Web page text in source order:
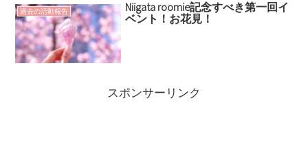
過去の活動報告
Niigata roomie記念すべき第一回イ
ベント！お花見！
スポンサーリンク